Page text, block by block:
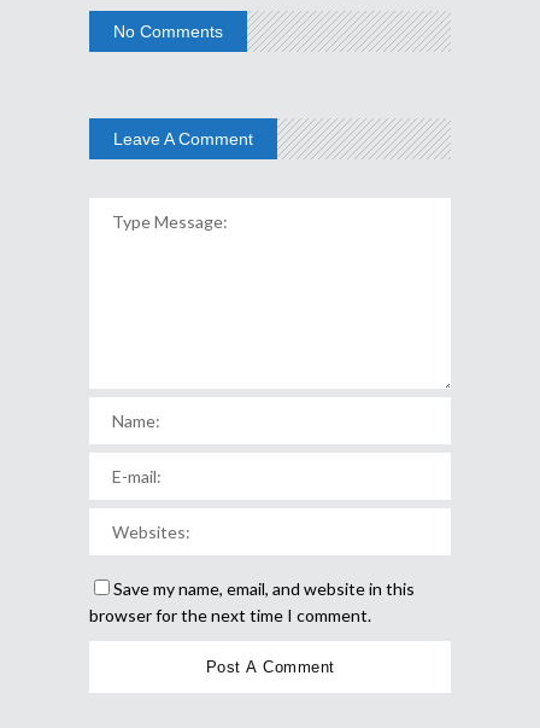
No Comments
Leave A Comment
Save my name, email, and website in this
browser for the next time I comment.